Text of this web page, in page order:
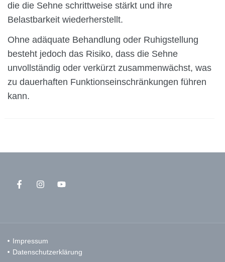
die die Sehne schrittweise stärkt und ihre
Belastbarkeit wiederherstellt.
Ohne adäquate Behandlung oder Ruhigstellung
besteht jedoch das Risiko, dass die Sehne
unvollständig oder verkürzt zusammenwächst, was
zu dauerhaften Funktionseinschränkungen führen
kann.
Impressum
Datenschutzerklärung